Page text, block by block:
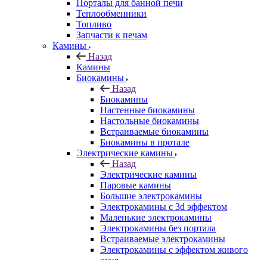
Порталы для банной печи
Теплообменники
Топливо
Запчасти к печам
Камины
Назад
Камины
Биокамины
Назад
Биокамины
Настенные биокамины
Настольные биокамины
Встраиваемые биокамины
Биокамины в протале
Электрические камины
Назад
Электрические камины
Паровые камины
Большие электрокамины
Электрокамины с 3d эффектом
Маленькие электрокамины
Электрокамины без портала
Встраиваемые электрокамины
Электрокамины с эффектом живого